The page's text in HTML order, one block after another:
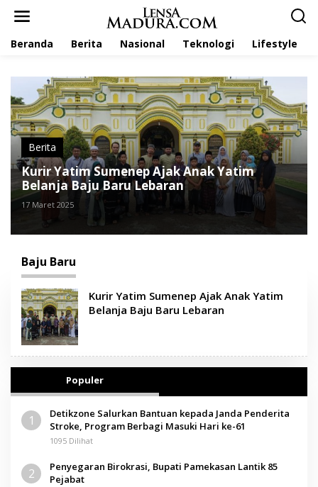
Beranda Berita Nasional Teknologi Lifestyle
Berita
Kurir Yatim Sumenep Ajak Anak Yatim
Belanja Baju Baru Lebaran
17 Maret 2025
Baju Baru
Kurir Yatim Sumenep Ajak Anak Yatim
Belanja Baju Baru Lebaran
Populer
1
Detikzone Salurkan Bantuan kepada Janda Penderita
Stroke, Program Berbagi Masuki Hari ke-61
1095 Dilihat
2
Penyegaran Birokrasi, Bupati Pamekasan Lantik 85
Pejabat